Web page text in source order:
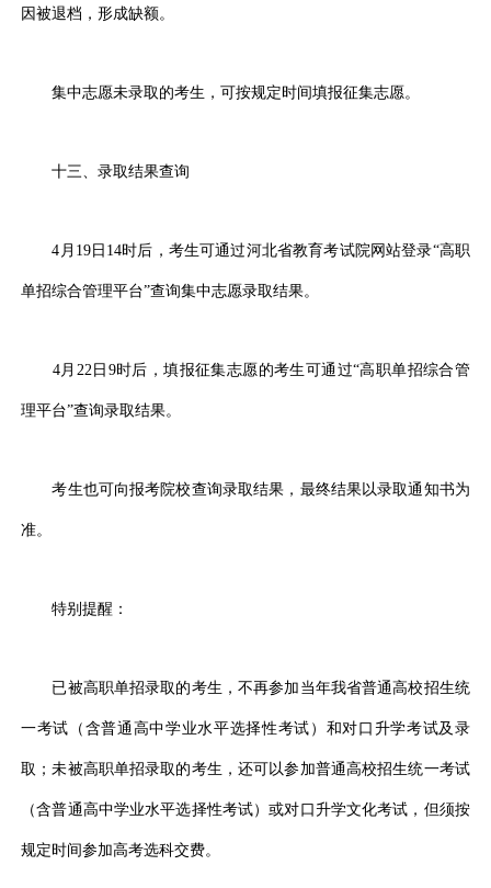
因被退档，形成缺额。
集中志愿未录取的考生，可按规定时间填报征集志愿。
十三、录取结果查询
4月19日14时后，考生可通过河北省教育考试院网站登录“高职
单招综合管理平台”查询集中志愿录取结果。
4月22日9时后，填报征集志愿的考生可通过“高职单招综合管
理平台”查询录取结果。
考生也可向报考院校查询录取结果，最终结果以录取通知书为
准。
特别提醒：
已被高职单招录取的考生，不再参加当年我省普通高校招生统
一考试（含普通高中学业水平选择性考试）和对口升学考试及录
取；未被高职单招录取的考生，还可以参加普通高校招生统一考试
（含普通高中学业水平选择性考试）或对口升学文化考试，但须按
规定时间参加高考选科交费。